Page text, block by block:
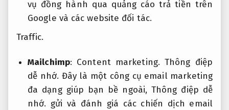
vụ đồng hành qua quảng cáo trả tiền trên
Google và các website đối tác.
Traffic.
Mailchimp: Content marketing. Thông điệp
dễ nhớ. Đây là một công cụ email marketing
đa dạng giúp bạn bề ngoài, Thông điệp dễ
nhớ. gửi và đánh giá các chiến dịch email